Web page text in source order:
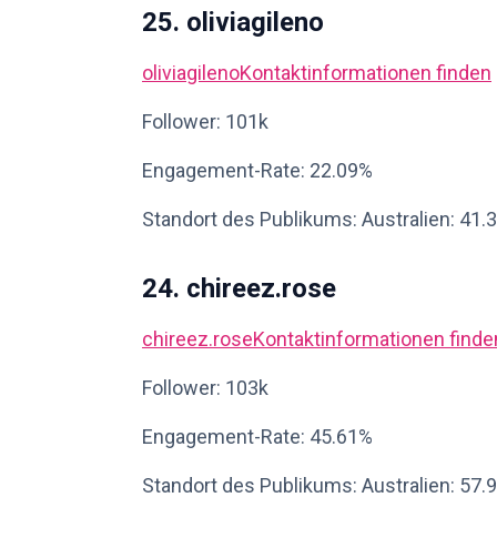
25. oliviagileno
oliviagilenoKontaktinformationen finden
Follower: 101k
Engagement-Rate: 22.09%
Standort des Publikums: Australien:
24. chireez.rose
chireez.roseKontaktinformationen
Follower: 103k
Engagement-Rate: 45.61%
Standort des Publikums: Australien: